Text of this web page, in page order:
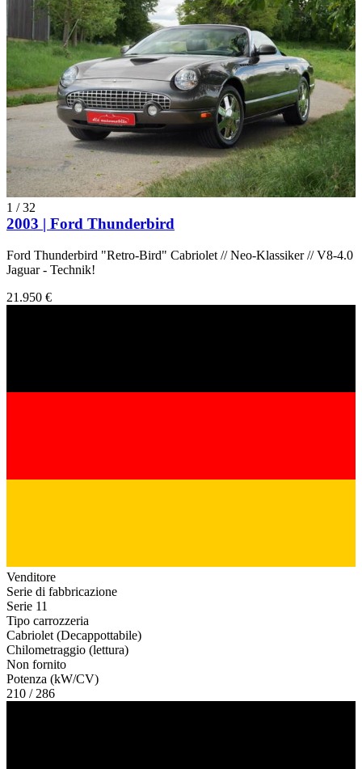
1 /32
2003 | Ford Thunderbird
Ford Thunderbird "Retro-Bird" Cabriolet // Neo-Klassiker // V8-4.0
Jaguar - Technik!
21.950 €
Venditore
Serie di fabbricazione
Serie 11
Tipo carrozzeria
Cabriolet (Decappottabile)
Chilometraggio (lettura)
Non fornito
Potenza (kW/CV)
210 / 286